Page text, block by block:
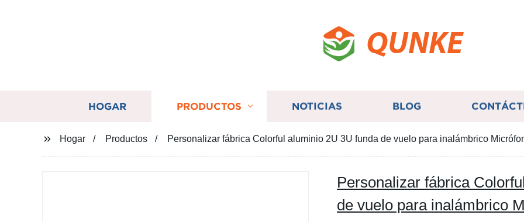
QUNKE
HOGAR PRODUCTOS NOTICIAS BLOG
Hogar Productos Personalizar fábrica Colorful aluminio 2U 3U funda de vuelo para inalámbrico
Personalizar fábrica
de vuelo para inalámbrico